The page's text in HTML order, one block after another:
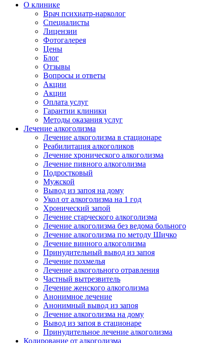
О клинике
Врач психиатр-нарколог
Специалисты
Лицензии
Фотогалерея
Цены
Блог
Отзывы
Вопросы и ответы
Акции
Акции
Оплата услуг
Гарантии клиники
Методы оказания услуг
Лечение алкоголизма
Лечение алкоголизма в стационаре
Реабилитация алкоголиков
Лечение хронического алкоголизма
Лечение пивного алкоголизма
Подростковый
Мужской
Вывод из запоя на дому
Укол от алкоголизма на 1 год
Хронический запой
Лечение старческого алкоголизма
Лечение алкоголизма без ведома больного
Лечение алкоголизма по методу Шичко
Лечение винного алкоголизма
Принудительный вывод из запоя
Лечение похмелья
Лечение алкогольного отравления
Частный вытрезвитель
Лечение женского алкоголизма
Анонимное лечение
Анонимный вывод из запоя
Лечение алкоголизма на дому
Вывод из запоя в стационаре
Принудительное лечение алкоголизма
Кодирование от алкоголизма